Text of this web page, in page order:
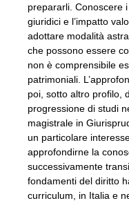
prepararli. Conoscere
giuridici e l’impatto
adottare modalità
che possono essere
non è comprensibile
patrimoniali.
poi, sotto altro profilo,
progressione di studi
magistrale in
un particolare
approfondirne la
successivamente
fondamenti del diritto
curriculum, in Italia e